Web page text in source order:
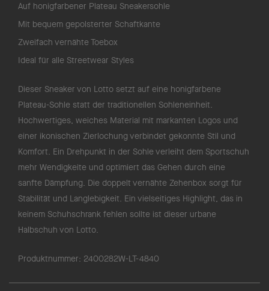
Auf honigfarbener Plateau Sneakersohle
Mit bequem gepolsterter Schaftkante
Zweifach vernähte Toebox
Ideal für alle Streetwear Styles
Dieser Sneaker von Lotto setzt auf eine honigfarbene
Plateau-Sohle statt der traditionellen Sohleneinheit.
Hochwertiges, weiches Material mit markanten Logos und
einer ikonischen Zierlochung verbindet gekonnte Stil und
Komfort. Ein Drehpunkt in der Sohle verleiht dem Sportschuh
mehr Wendigkeite und optimiert das Gehen durch eine
sanfte Dämpfung. Die doppelt vernähte Zehenbox sorgt für
Stabilität und Langlebigkeit. Ein vielseitiges Highlight, das in
keinem Schuhschrank fehlen sollte ist dieser urbane
Halbschuh von Lotto.
Produktnummer: 2400282W-LT-4840